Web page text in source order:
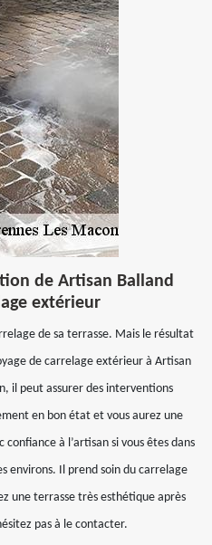
de Artisan Balland
extérieur
de sa terrasse. Mais le résultat
de carrelage extérieur à Artisan
il peut assurer des interventions
en bon état et vous aurez une
à l’artisan si vous êtes dans
environs. Il prend soin du carrelage
une terrasse très esthétique après
pas à le contacter.